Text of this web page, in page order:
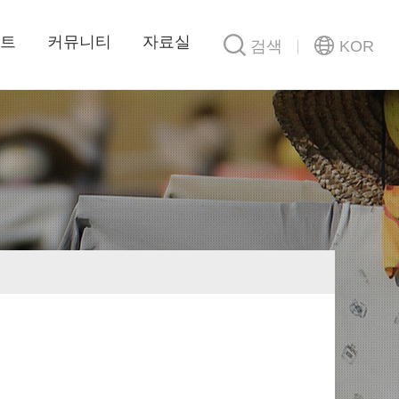
커뮤니티 자료실 검색 KOR